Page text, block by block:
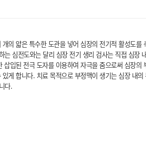
개의 얇은 특수한 도관을 넣어 심장의 전기적 활성도를
는 심전도와는 달리 심장 전기 생리 검사는 직접 심장
삽입된 전극 도자를 이용하여 자극을 줌으로써 심장의
있게 합니다. 치료 목적으로 부정맥이 생기는 심장 내
다.